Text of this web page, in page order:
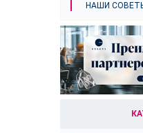
НАШИ